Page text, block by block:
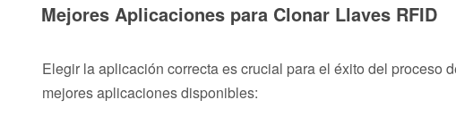
Mejores Aplicaciones para Clonar Llaves RFID
Elegir la aplicación correcta es crucial para el éxito del proceso
mejores aplicaciones disponibles: